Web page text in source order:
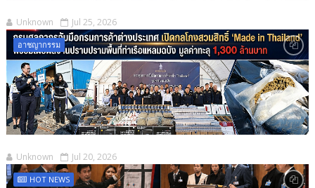
Unknown Jul 25, 2026
อาชญากรรม
Unknown Jul 20, 2026
HOT NEWS